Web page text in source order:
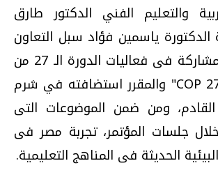
والتعليم الفني الدكتور طارق
الدكتورة ياسمين فؤاد سبل التعاون
بين الوزارتين للمشاركة فى فعاليات الدورة الـ 27 من
مؤتمر المناخ "COP 27" والمقرر استضافته في شرم
ومن ضمن الموضوعات التى
جلسات المؤتمر، تجربة مصر فى
الحديثة فى المناهج التعليمية.